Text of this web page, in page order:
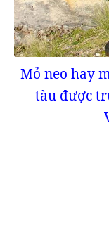
Mỏ neo hay
tàu được